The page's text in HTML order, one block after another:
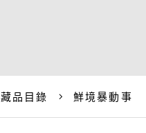
藏品目錄 鮮境暴動事